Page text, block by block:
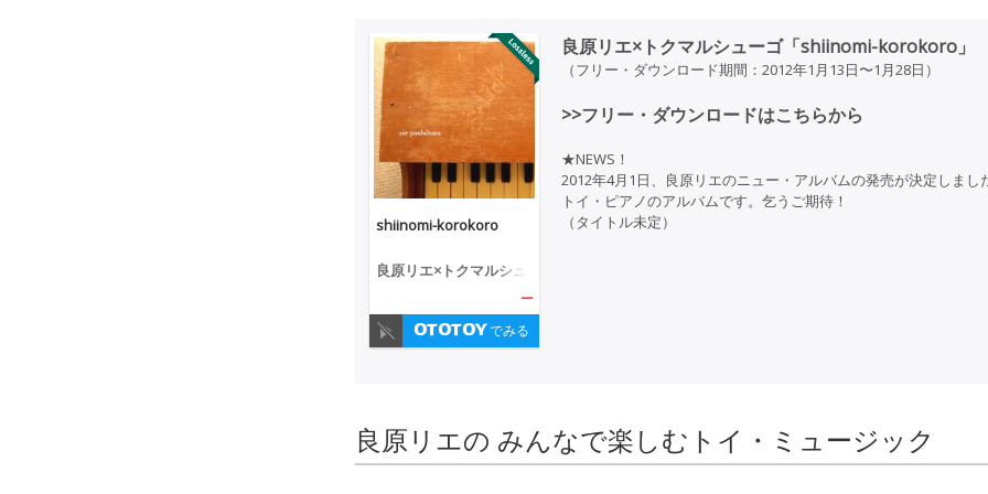
shiinomi-korokoro
良原リエ×トクマルシュ
—
でみる
良原リエ×トクマルシューゴ「shiinomi-korokoro」
（フリー・ダウンロード期間：2012年1月13日〜1月28日）
>>フリー・ダウンロードはこちらから
★NEWS！
2012年4月1日、良原リエのニュー・アルバムの発売が決定しまし
トイ・ピアノのアルバムです。乞うご期待！
（タイトル未定）
良原リエの みんなで楽しむトイ・ミュージック